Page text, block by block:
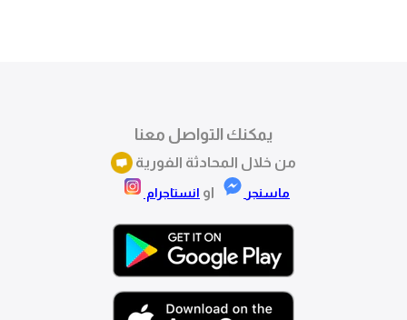
يمكنك التواصل معنا
من خلال المحادثة الفورية
ماسنجر او انستاجرام